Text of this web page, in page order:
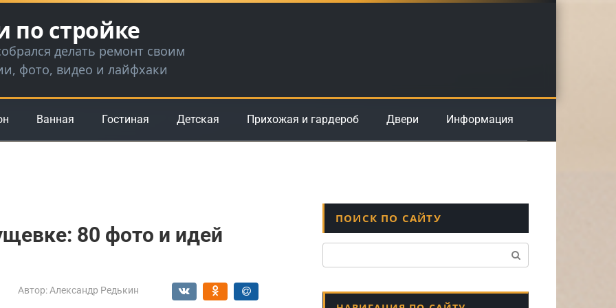
по стройке
делать ремонт своим
фото, видео и лайфхаки
Ванная Гостиная Детская Прихожая и гардероб Двери Информация
80 фото и идей
Автор: Александр Редькин
ПОИСК ПО САЙТУ